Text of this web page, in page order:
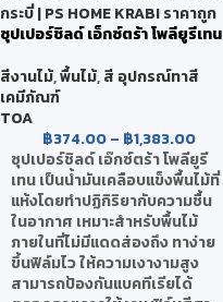
ซุปเปอร์ชิลด์ เอ็กซ์ตร้า โพลียูรีเทน
สีงานไม้,พื้นไม้,สี อุปกรณ์ทาสี
เคมีภัณฑ์
TOA
฿374.00– ฿1,383.00
ซุปเปอร์ชิลด์ เอ๊กซ์ตร้า โพลียูรี
เทน เป็นน้ำมันเคลือบแข็งพื้นไม้ที่
แห้งโดยทำปฏิกิริยากับความชื้น
ในอากาศ เหมาะสำหรับพื้นไม้
ภายในที่ไม่มีแดดส่องถึง ทาง่าย
ขึ้นฟิล์มไว ให้ความเงางามสูง
สามารถป้องกันแบคทีเรียได้